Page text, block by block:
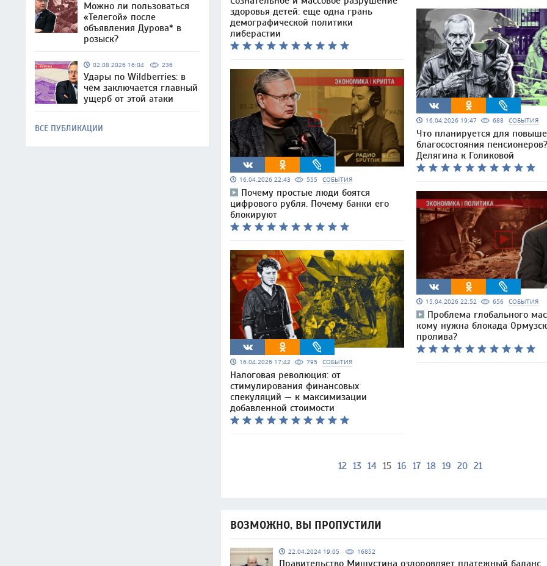
Можно ли пользоваться
«Телегой» после
объявления Дурова* в
розыск?
02.08.2026 16:04 236
Удары по Wildberries: в
чём заключается главный
ущерб от этой атаки
ВСЕ ПУБЛИКАЦИИ
здоровья детей: еще одна грань
демографической политики
либерастии
16.04.2026 22:43 555 СОБЫТИЯ
Почему простые люди боятся
цифрового рубля. Почему банки его
блокируют
16.04.2026 17:42 795 СОБЫТИЯ
Налоговая революция: от
стимулирования финансовых
спекуляций — к максимизации
добавленной стоимости
16.04.2026 19:47 688 СОБЫТИЯ
Что планируется для
благосостояния
Делягина к Голиковой
15.04.2026 22:52 656 СОБЫТИЯ
Проблема глобального
кому нужна блокада
пролива?
12 13 14 15 16 17 18 19 20 21
ВОЗМОЖНО, ВЫ ПРОПУСТИЛИ
22.04.2024 19:05 16852
Правительство Мишустина оздоровляет платежный баланс